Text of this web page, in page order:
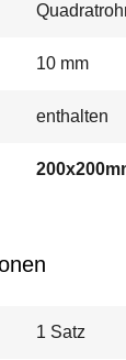
10 mm
enthalten
1 Satz